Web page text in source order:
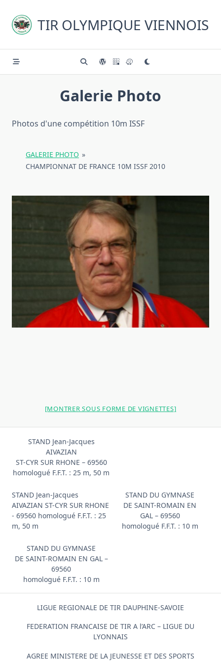
content
TIR OLYMPIQUE VIENNOIS
Galerie Photo
Photos d'une compétition 10m ISSF
GALERIE PHOTO »
CHAMPIONNAT DE FRANCE 10M ISSF 2010
[MONTRER SOUS FORME DE VIGNETTES]
STAND Jean-Jacques
AIVAZIAN
ST-CYR SUR RHONE – 69560
homologué F.F.T. : 25 m, 50 m
STAND Jean-Jacques
AIVAZIAN ST-CYR SUR RHONE
- 69560 homologué F.F.T. : 25
m, 50 m
STAND DU GYMNASE
DE SAINT-ROMAIN EN GAL –
69560
homologué F.F.T. : 10 m
STAND DU GYMNASE
DE SAINT-ROMAIN EN
GAL – 69560
homologué F.F.T. : 10 m
LIGUE REGIONALE DE TIR DAUPHINE-SAVOIE
FEDERATION FRANCAISE DE TIR A l’ARC – LIGUE DU
LYONNAIS
AGREE MINISTERE DE LA JEUNESSE ET DES SPORTS